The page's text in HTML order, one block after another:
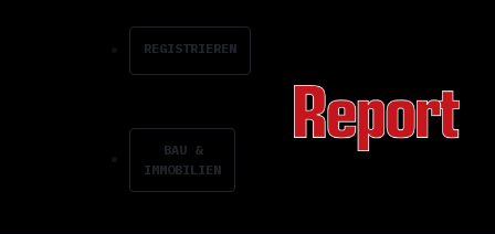
REGISTRIEREN
BAU &
IMMOBILIEN